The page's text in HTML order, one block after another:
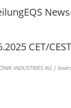
EQS
CET/CEST
INDUSTRIES AG |